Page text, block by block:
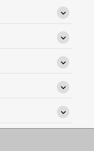




